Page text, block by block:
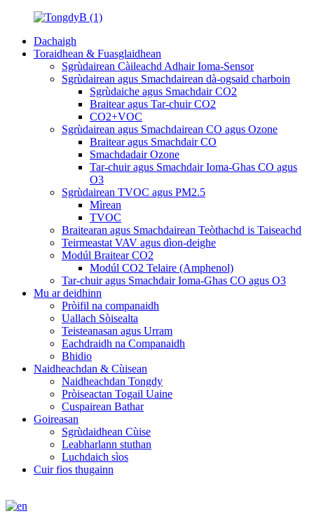
Dachaigh
Toraidhean & Fuasglaidhean
Sgrùdairean Càileachd Adhair Ioma-Sensor
Sgrùdairean agus Smachdairean dà-ogsaid charboin
Sgrùdaiche agus Smachdair CO2
Braitear agus Tar-chuir CO2
CO2+VOC
Sgrùdairean agus Smachdairean CO agus Ozone
Braitear agus Smachdair CO
Smachdadair Ozone
Tar-chuir agus Smachdair Ioma-Ghas CO agus
O3
Sgrùdairean TVOC agus PM2.5
Mìrean
TVOC
Braitearan agus Smachdairean Teòthachd is Taiseachd
Teirmeastat VAV agus dìon-deighe
Modúl Braitear CO2
Modúl CO2 Telaire (Amphenol)
Tar-chuir agus Smachdair Ioma-Ghas CO agus O3
Mu ar deidhinn
Pròifil na companaidh
Uallach Sòisealta
Teisteanasan agus Urram
Eachdraidh na Companaidh
Bhidio
Naidheachdan & Cùisean
Naidheachdan Tongdy
Pròiseactan Togail Uaine
Cuspairean Bathar
Goireasan
Sgrùdaidhean Cùise
Leabharlann stuthan
Luchdaich sìos
Cuir fios thugainn